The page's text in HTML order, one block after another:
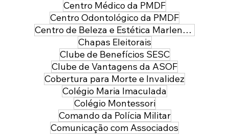
Centro Médico da PMDF
Centro Odontológico da PMDF
Centro de Beleza e Estética Marlene Leal
Chapas Eleitorais
Clube de Benefícios SESC
Clube de Vantagens da ASOF
Cobertura para Morte e Invalidez
Colégio Maria Imaculada
Colégio Montessori
Comando da Polícia Militar
Comunicação com Associados